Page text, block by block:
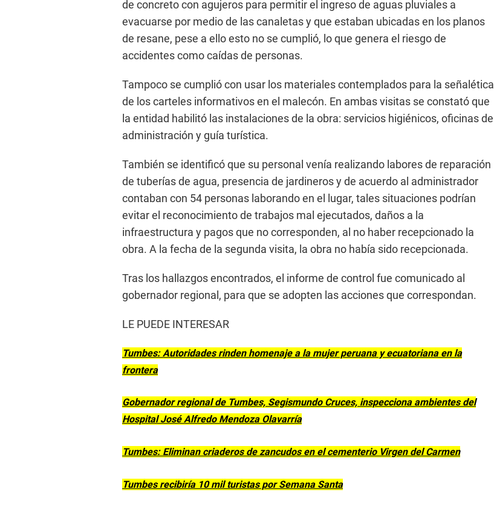
de concreto con agujeros para permitir el ingreso de aguas pluviales a
evacuarse por medio de las canaletas y que estaban ubicadas en los planos
de resane, pese a ello esto no se cumplió, lo que genera el riesgo de
accidentes como caídas de personas.
Tampoco se cumplió con usar los materiales contemplados para la señalética
de los carteles informativos en el malecón. En ambas visitas se constató que
la entidad habilitó las instalaciones de la obra: servicios higiénicos, oficinas de
administración y guía turística.
También se identificó que su personal venía realizando labores de reparación
de tuberías de agua, presencia de jardineros y de acuerdo al administrador
contaban con 54 personas laborando en el lugar, tales situaciones podrían
evitar el reconocimiento de trabajos mal ejecutados, daños a la
infraestructura y pagos que no corresponden, al no haber recepcionado la
obra. A la fecha de la segunda visita, la obra no había sido recepcionada.
Tras los hallazgos encontrados, el informe de control fue comunicado al
gobernador regional, para que se adopten las acciones que correspondan.
LE PUEDE INTERESAR
Tumbes: Autoridades rinden homenaje a la mujer peruana y ecuatoriana en la
frontera
Gobernador regional de Tumbes, Segismundo Cruces, inspecciona ambientes del
Hospital José Alfredo Mendoza Olavarría
Tumbes: Eliminan criaderos de zancudos en el cementerio Virgen del Carmen
Tumbes recibiría 10 mil turistas por Semana Santa